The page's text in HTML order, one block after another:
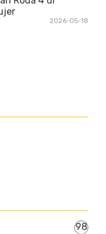
2026-05-18
98